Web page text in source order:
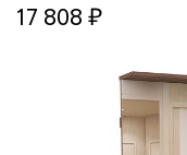
17 808 ₽